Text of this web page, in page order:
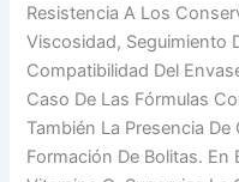
Resistencia A Los
Viscosidad, Seguimiento
Compatibilidad Del
Caso De Las Fórmulas
También La Presencia
Formación De Bolitas. En